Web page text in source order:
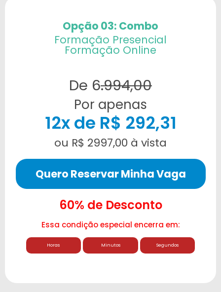
Opção 03: Combo
Formação Presencial
Formação Online
De 6.994,00
Por apenas
12x de R$ 292,31
ou R$ 2997,00 à vista
Quero Reservar Minha Vaga
60% de Desconto
Essa condição especial encerra em:
Horas Minutos Segundos